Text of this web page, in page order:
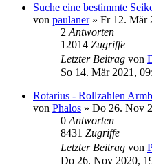
Suche eine bestimmte
von paulaner» Fr 12. Mär
2 Antworten
12014 Zugriffe
Letzter Beitrag von
So 14. Mär 2021,
Rotarius - Rollzahlen
von Phalos » Do 26. Nov
0 Antworten
8431 Zugriffe
Letzter Beitrag von
Do 26. Nov 2020,